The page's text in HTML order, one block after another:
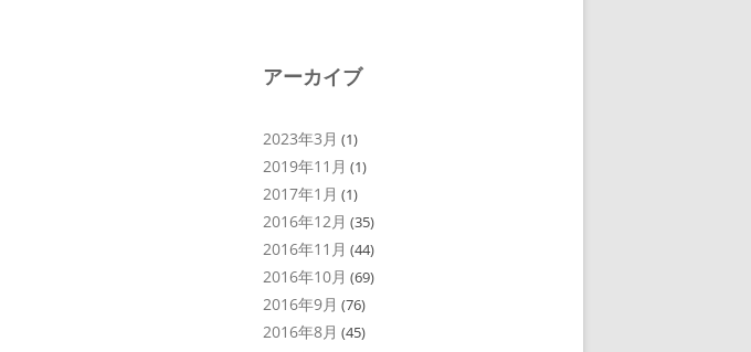
アーカイブ
2023年3月 (1)
2019年11月 (1)
2017年1月 (1)
2016年12月 (35)
2016年11月 (44)
2016年10月 (69)
2016年9月 (76)
2016年8月 (45)